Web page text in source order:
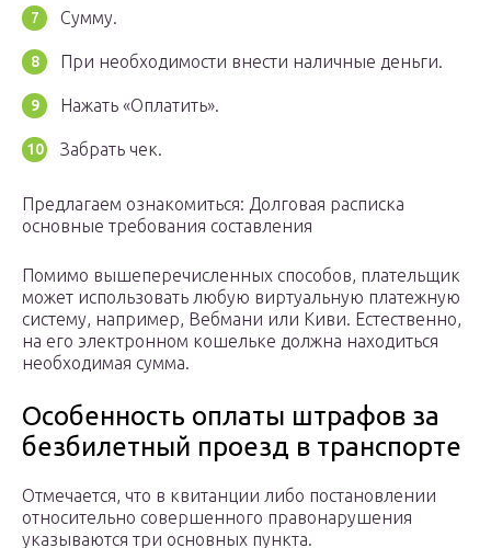
Сумму.
При необходимости внести наличные деньги.
Нажать «Оплатить».
Забрать чек.
Предлагаем ознакомиться: Долговая расписка
основные требования составления
Помимо вышеперечисленных способов, плательщик
может использовать любую виртуальную платежную
систему, например, Вебмани или Киви. Естественно,
на его электронном кошельке должна находиться
необходимая сумма.
Особенность оплаты штрафов за
безбилетный проезд в транспорте
Отмечается, что в квитанции либо постановлении
относительно совершенного правонарушения
указываются три основных пункта.